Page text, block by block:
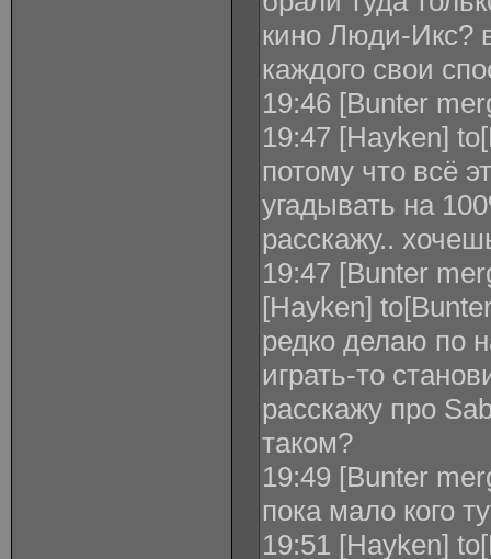
кино Люди-Икс?
каждого свои
19:46 [Bunter
19:47 [Hayken]
потому что всё
угадывать на
расскажу..
19:47 [Bunter
[Hayken]
редко делаю по
играть-то
расскажу про
таком?
19:49 [Bunter
пока мало кого
19:51 [Hayken]